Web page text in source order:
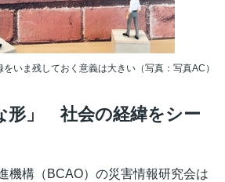
いま残しておく意義は大きい（写真：写真AC）
形」 社会の経緯をシー
機構（BCAO）の災害情報研究会は